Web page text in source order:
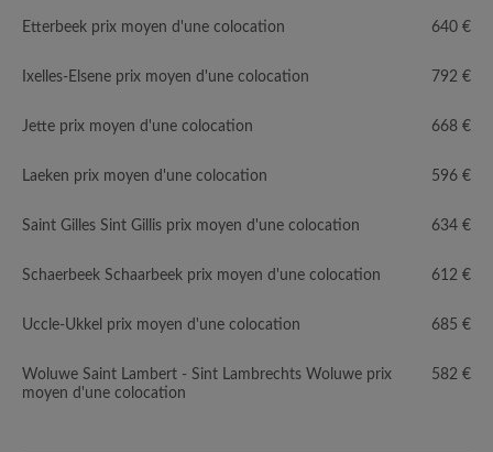
Etterbeek prix moyen d'une colocation 640 €
Ixelles-Elsene prix moyen d'une colocation 792 €
Jette prix moyen d'une colocation 668 €
Laeken prix moyen d'une colocation 596 €
Saint Gilles Sint Gillis prix moyen d'une colocation 634 €
Schaerbeek Schaarbeek prix moyen d'une colocation 612 €
Uccle-Ukkel prix moyen d'une colocation 685 €
Woluwe Saint Lambert - Sint Lambrechts Woluwe prix
moyen d'une colocation
582 €